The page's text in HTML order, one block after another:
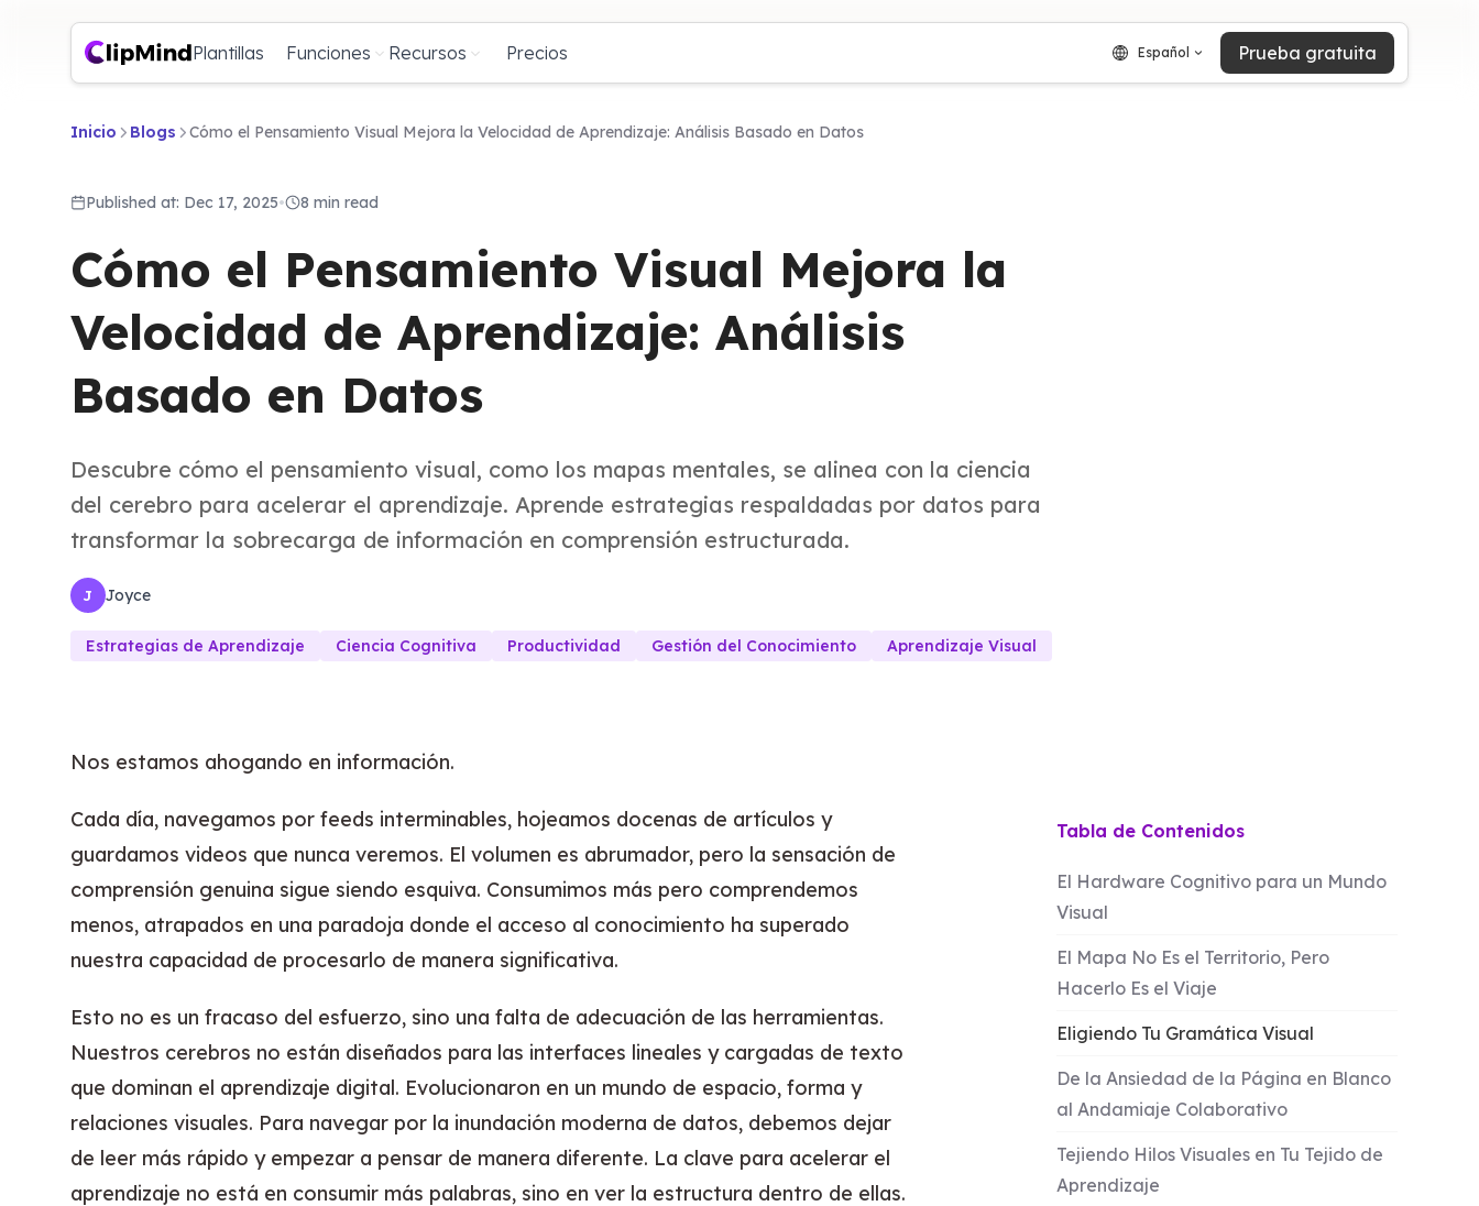
Plantillas Funciones Recursos Precios Español Prueba gratuita
Inicio Blogs Cómo el Pensamiento Visual Mejora la Velocidad de Aprendizaje: Análisis Basado en Datos
Published at: Dec 17, 2025• 8 min read
Cómo el Pensamiento Visual Mejora la
Velocidad de Aprendizaje: Análisis
Basado en Datos
Descubre cómo el pensamiento visual, como los mapas mentales, se alinea con la ciencia
del cerebro para acelerar el aprendizaje. Aprende estrategias respaldadas por datos para
transformar la sobrecarga de información en comprensión estructurada.
J Joyce
Estrategias de Aprendizaje Ciencia Cognitiva Productividad Gestión del Conocimiento Aprendizaje Visual
Nos estamos ahogando en información.
Cada día, navegamos por feeds interminables, hojeamos docenas de artículos y
guardamos videos que nunca veremos. El volumen es abrumador, pero la sensación de
comprensión genuina sigue siendo esquiva. Consumimos más pero comprendemos
menos, atrapados en una paradoja donde el acceso al conocimiento ha superado
nuestra capacidad de procesarlo de manera significativa.
Esto no es un fracaso del esfuerzo, sino una falta de adecuación de las herramientas.
Nuestros cerebros no están diseñados para las interfaces lineales y cargadas de texto
que dominan el aprendizaje digital. Evolucionaron en un mundo de espacio, forma y
relaciones visuales. Para navegar por la inundación moderna de datos, debemos dejar
de leer más rápido y empezar a pensar de manera diferente. La clave para acelerar el
aprendizaje no está en consumir más palabras, sino en ver la estructura dentro de ellas.
Tabla de Contenidos
El Hardware Cognitivo para un Mundo
Visual
El Mapa No Es el Territorio, Pero
Hacerlo Es el Viaje
Eligiendo Tu Gramática Visual
De la Ansiedad de la Página en Blanco
al Andamiaje Colaborativo
Tejiendo Hilos Visuales en Tu Tejido de
Aprendizaje